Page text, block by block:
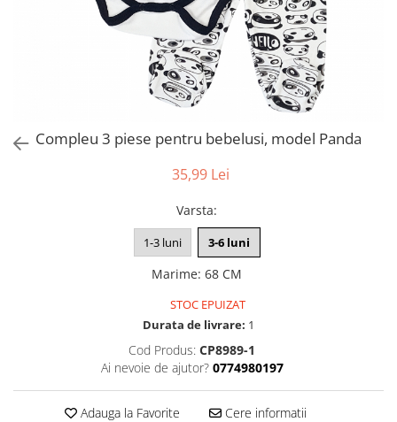
Compleu 3 piese pentru bebelusi, model Panda
35,99 Lei
Varsta:
1-3 luni 3-6 luni
Marime: 68 CM
STOC EPUIZAT
Durata de livrare: 1
Cod Produs: CP8989-1
Ai nevoie de ajutor? 0774980197
Adauga la Favorite Cere informatii